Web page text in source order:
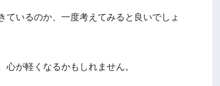
いるのか、一度考えてみると良いでしょ
が軽くなるかもしれません。